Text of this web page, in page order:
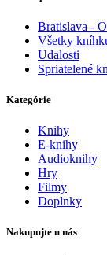
Bratislava -
Všetky
Udalosti
Spriatelené
Kategórie
Knihy
E-knihy
Audioknihy
Hry
Filmy
Doplnky
Nakupujte u nás